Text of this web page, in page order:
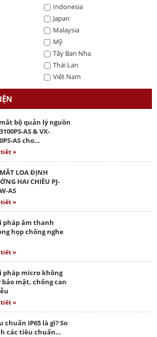
Indonesia
Japan
Malaysia
Mỹ
Tây Ban Nha
Thái Lan
Việt Nam
bộ quản lý nguồn
AS & VX-
AS cho…
»
LOA ĐỊNH
HAI CHIỀU PJ-
AS
»
pháp âm thanh
họp chống nghe
»
pháp micro không
bảo mật, chống can
»
chuẩn IP65 là gì? So
các tiêu chuẩn…